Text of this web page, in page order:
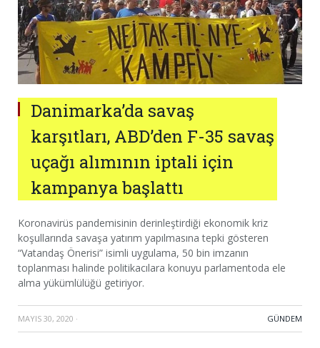
Danimarka’da savaş
karşıtları, ABD’den F-35 savaş
uçağı alımının iptali için
kampanya başlattı
Koronavirüs pandemisinin derinleştirdiği ekonomik kriz
koşullarında savaşa yatırım yapılmasına tepki gösteren
“Vatandaş Önerisi” isimli uygulama, 50 bin imzanın
toplanması halinde politikacılara konuyu parlamentoda ele
alma yükümlülüğü getiriyor.
MAYIS 30, 2020 · GÜNDEM